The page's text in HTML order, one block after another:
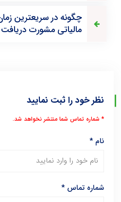
چگونه در سریعترین
مالیاتی مشورت دریافت
نظر خود را ثبت نمایید
* شماره تماس شما منتشر نخواهد شد.
نام*
شماره تماس*